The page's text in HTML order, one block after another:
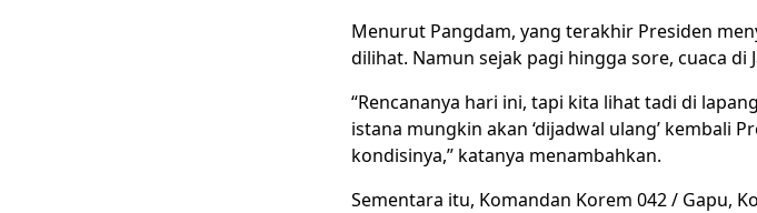
Menurut Pangdam, yang terakhir Presiden
dilihat. Namun sejak pagi hingga sore, cuaca di
“Rencananya hari ini, tapi kita lihat tadi di
istana mungkin akan ‘dijadwal ulang’ kembali
kondisinya,” katanya menambahkan.
Sementara itu, Komandan Korem 042 / Gapu,